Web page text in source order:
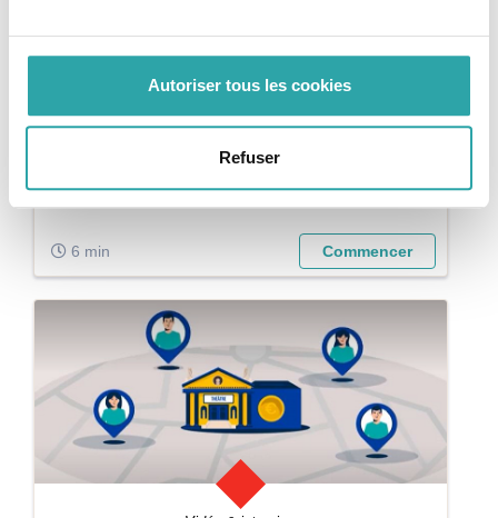
Autoriser tous les cookies
Refuser
Article
Le concours des rubans du Patrimoine
Vous avez terminé un projet de restauration ?
Française du Bâtiment.
6 min Commencer